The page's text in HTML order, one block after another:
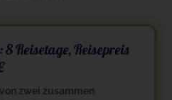
Reisetage, Reisepreis
zwei zusammen